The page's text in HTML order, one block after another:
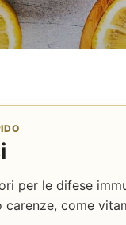
per le difese
come